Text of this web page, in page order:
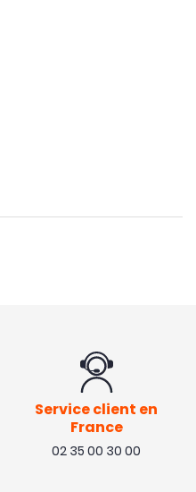
Service client en
France
02 35 00 30 00